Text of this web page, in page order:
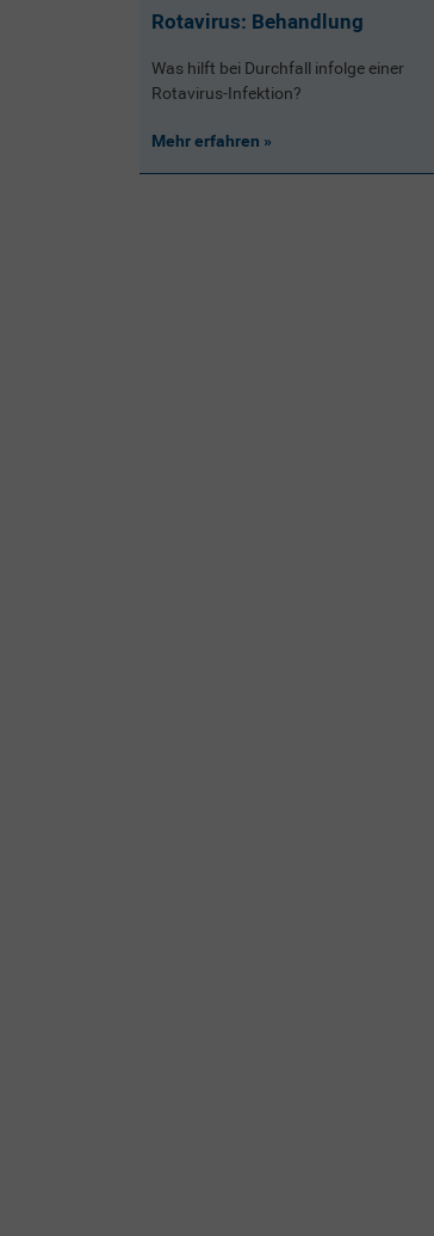
Rotavirus: Behandlung
Was hilft bei Durchfall infolge einer
Rotavirus-Infektion?
Mehr erfahren